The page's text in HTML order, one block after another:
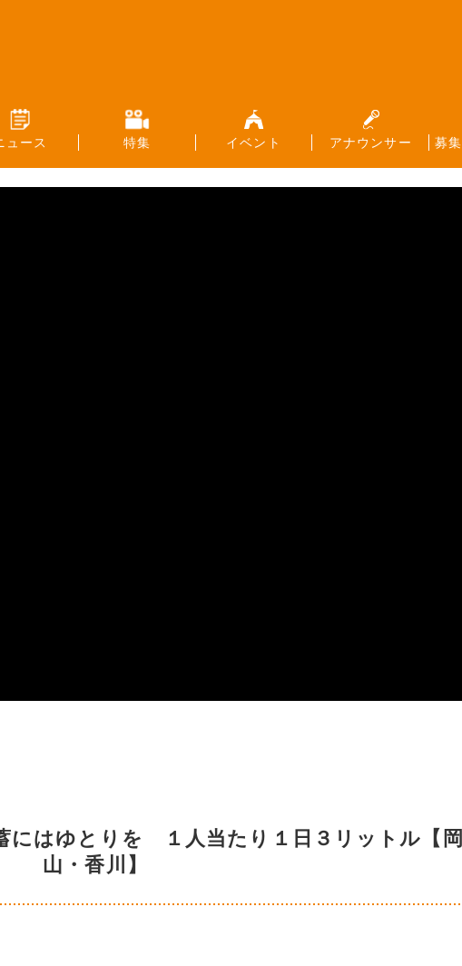
ュース 特集 イベント アナウンサー 募
にはゆとりを １人当たり１日３リットル【岡
山・香川】